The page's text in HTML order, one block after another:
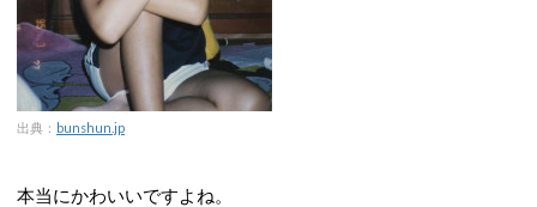
出典： bunshun.jp
本当にかわいいですよね。